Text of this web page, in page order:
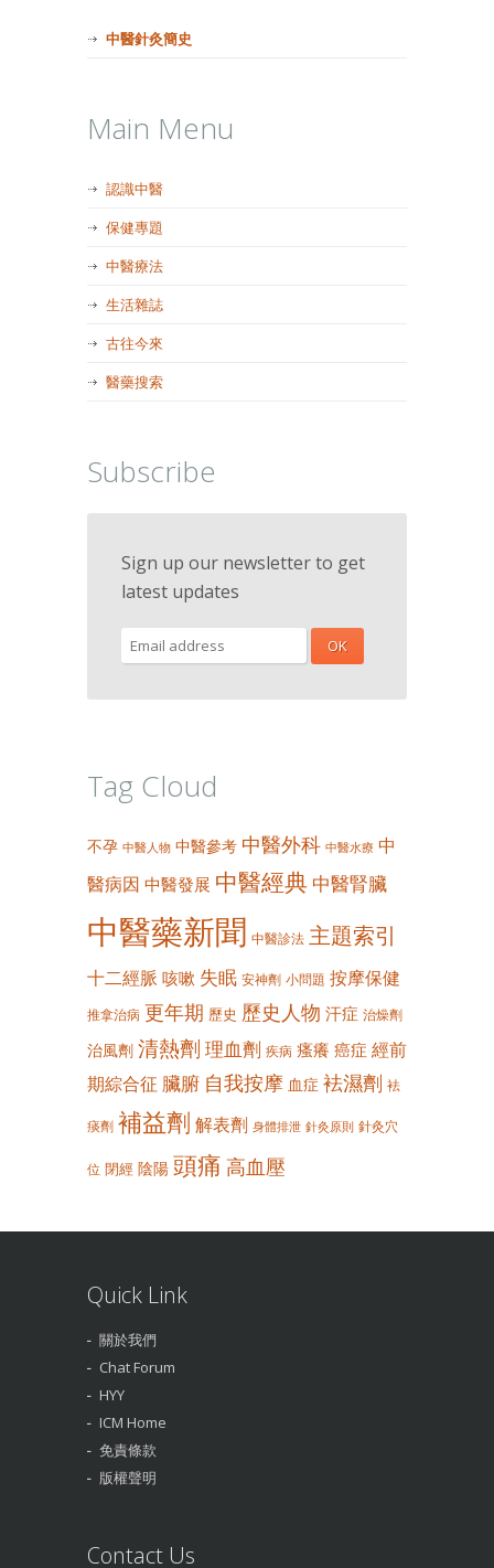
中醫針灸簡史
Main Menu
認識中醫
保健專題
中醫療法
生活雜誌
古往今來
醫藥搜索
Subscribe
Sign up our newsletter to get
latest updates
Tag Cloud
不孕 中醫人物 中醫參考 中醫外科 中醫水療 中
醫病因 中醫發展 中醫經典 中醫腎臟
中醫藥新聞 中醫診法 主題索引
十二經脈 咳嗽 失眠 安神劑 小問題 按摩保健
推拿治病 更年期 歷史 歷史人物 汗症 治燥劑
治風劑 清熱劑 理血劑 疾病 瘙癢 癌症 經前
期綜合征 臟腑 自我按摩 血症 袪濕劑 袪
痰劑 補益劑 解表劑 身體排泄 針灸原則 針灸穴
位 閉經 陰陽 頭痛 高血壓
Quick Link
關於我們
Chat Forum
HYY
ICM Home
免責條款
版權聲明
Contact Us